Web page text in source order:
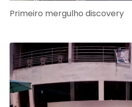
Primeiro mergulho discovery